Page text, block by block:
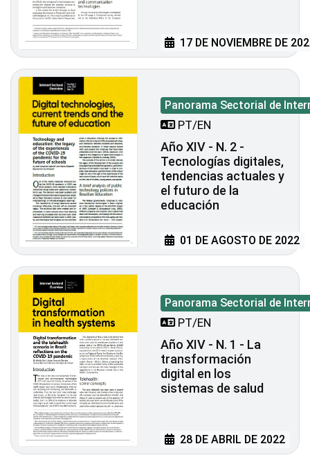
17 DE NOVIEMBRE DE
Panorama Sectorial de
PT/EN
Año XIV - N. 2 -
Tecnologías digitales,
tendencias actuales y
el futuro de la
educación
01 DE AGOSTO DE 2022
Panorama Sectorial de
PT/EN
Año XIV - N. 1 - La
transformación
digital en los
sistemas de salud
28 DE ABRIL DE 2022